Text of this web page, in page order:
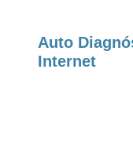
Auto
Internet